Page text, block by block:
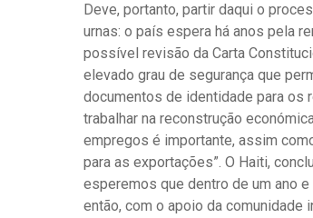
Deve, portanto, partir daqui o
urnas: o país espera há anos pela
possível revisão da Carta
elevado grau de segurança que
documentos de identidade para os
trabalhar na reconstrução
empregos é importante, assim
para as exportações”. O Haiti,
esperemos que dentro de um ano
então, com o apoio da comunidade